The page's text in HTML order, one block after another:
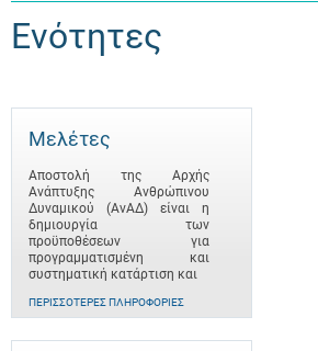
Ενότητες
Μελέτες
Αποστολή της Αρχής
Ανάπτυξης Ανθρώπινου
Δυναμικού (ΑνΑΔ) είναι η
δημιουργία των
προϋποθέσεων για
προγραμματισμένη και
συστηματική κατάρτιση και
ΠΕΡΙΣΣΌΤΕΡΕΣ ΠΛΗΡΟΦΟΡΊΕΣ